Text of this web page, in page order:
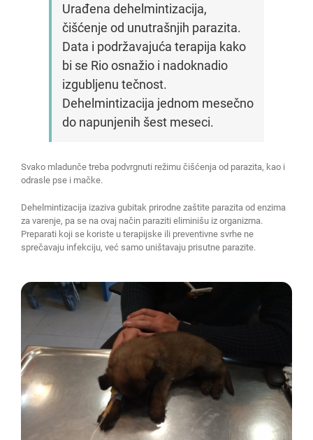
Urađena dehelmintizacija,
čišćenje od unutrašnjih parazita.
Data i podržavajuća terapija kako
bi se Rio osnažio i nadoknadio
izgubljenu tečnost.
Dehelmintizacija jednom mesečno
do napunjenih šest meseci.
Svako mladunče treba podvrgnuti režimu čišćenja od parazita, kao i
odrasle pse i mačke.
Dehelmintizacija izaziva gubitak prirodne zaštite parazita od enzima
za varenje, pa se na ovaj način paraziti eliminišu iz organizma.
Preparati koji se koriste u terapijske ili preventivne svrhe ne
sprečavaju infekciju, već samo uništavaju prisutne parazite.